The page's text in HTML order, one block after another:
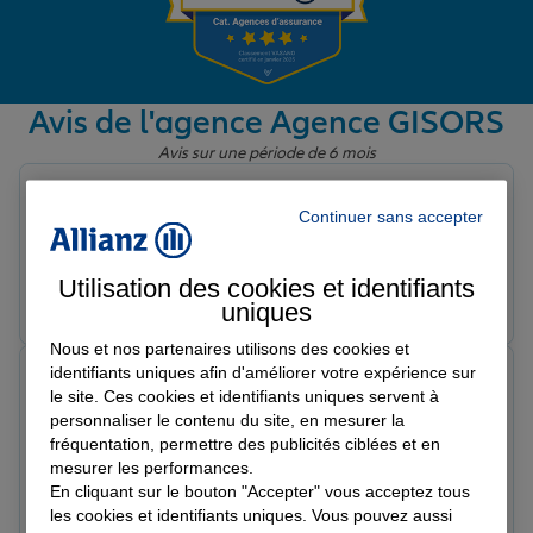
Garantie des accidents de la vie
Assurance scolaire
Protection juridique
Retraite
Tous nos devis d'assurance
Avis de l'agence Agence GISORS
Avis sur une période de 6 mois
Le 26/06/2026 - Agence GISORS
Prendre un RDV Voir l'agence
Note de 5 sur 5
Le 03/06/2026 - Agence GISORS
Agence très bien, écoute et contrats mis en place
excellent,bon accueil et personnel très agréable à L
écoute
Patricia L.
Continuer sans accepter
Utilisation des cookies et identifiants
uniques
Nous et nos partenaires utilisons des cookies et
identifiants uniques afin d'améliorer votre expérience sur
le site. Ces cookies et identifiants uniques servent à
personnaliser le contenu du site, en mesurer la
fréquentation, permettre des publicités ciblées et en
mesurer les performances.
En cliquant sur le bouton "Accepter" vous acceptez tous
les cookies et identifiants uniques. Vous pouvez aussi